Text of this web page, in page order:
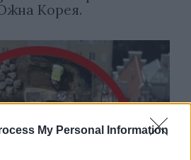
My Personal Information
Корея.